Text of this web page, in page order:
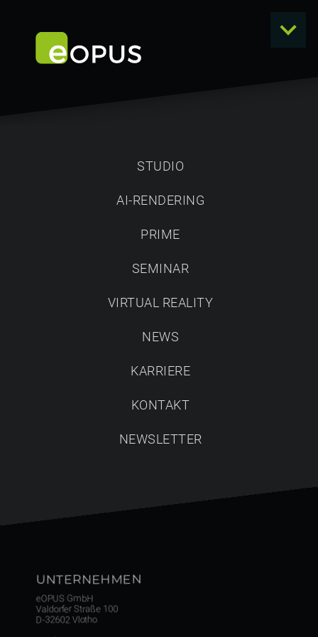
STUDIO
AI-RENDERING
PRIME
SEMINAR
VIRTUAL REALITY
NEWS
KARRIERE
KONTAKT
NEWSLETTER
UNTERNEHMEN
eOPUS GmbH
Valdorfer Straße 100
D-32602 Vlotho
DIGITAL - BIS INS
KLEINSTE DETAIL
eOPUS setzt völlig neue Maßstäbe beim Planen,
Einrichten & Kalkulieren in Echtzeit 3D, ohne aufwendiges
pure Kundenbegeisterung.